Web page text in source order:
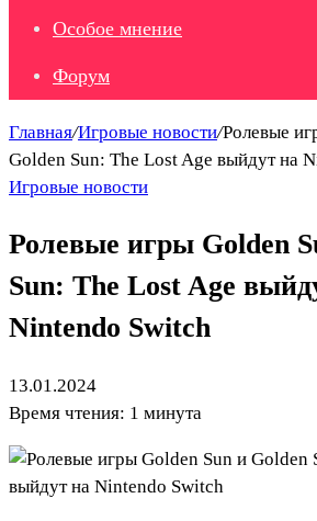
Особое мнение
Форум
Главная/Игровые новости/Ролевые
Golden Sun: The Lost Age выйдут на
Игровые новости
Ролевые игры Golden
Sun: The Lost Age
Nintendo Switch
13.01.2024
Время чтения: 1 минута